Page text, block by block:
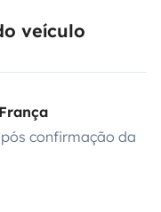
veículo
confirmação da